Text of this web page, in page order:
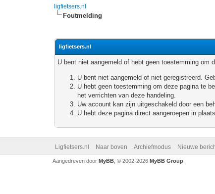
ligfietsers.nl
Foutmelding
ligfietsers.nl
U bent niet aangemeld of hebt geen toestemming om
U bent niet aangemeld of niet geregistreerd.
U hebt geen toestemming om deze pagina te
het verrichten van deze handeling.
Uw account kan zijn uitgeschakeld door een
U hebt deze pagina direct aangeroepen in
Ligfietsers.nl Naar boven Archiefmodus Nieuwe
Aangedreven door MyBB, © 2002-2026 MyBB Group.